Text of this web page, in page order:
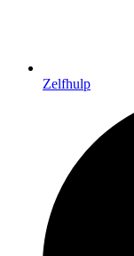
Zelfhulp